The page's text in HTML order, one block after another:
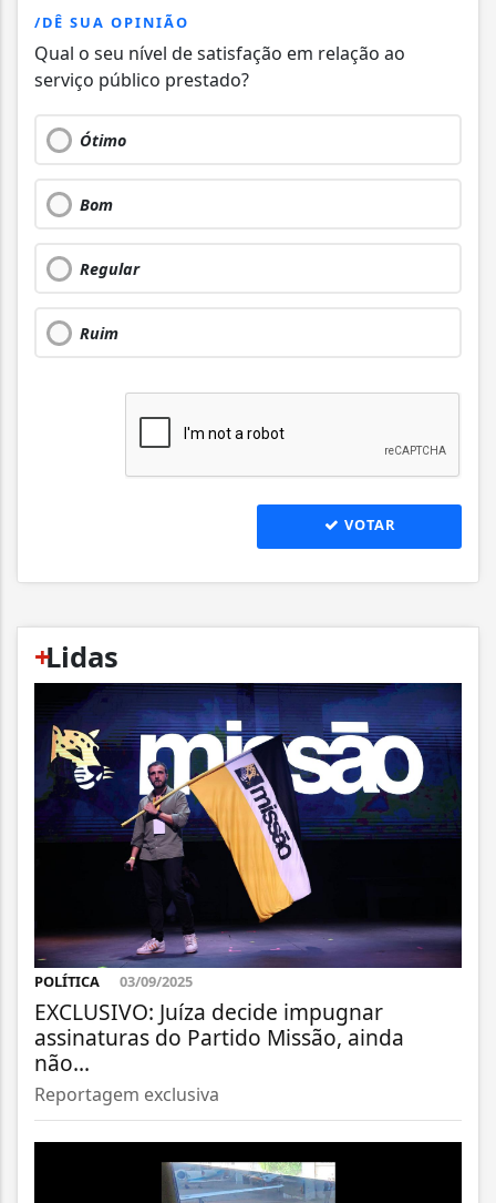
/DÊ SUA OPINIÃO
Qual o seu nível de satisfação em relação ao
serviço público prestado?
Ótimo
Bom
Regular
Ruim
VOTAR
+
Lidas
POLÍTICA 03/09/2025
EXCLUSIVO: Juíza decide impugnar
assinaturas do Partido Missão, ainda
não...
Reportagem exclusiva